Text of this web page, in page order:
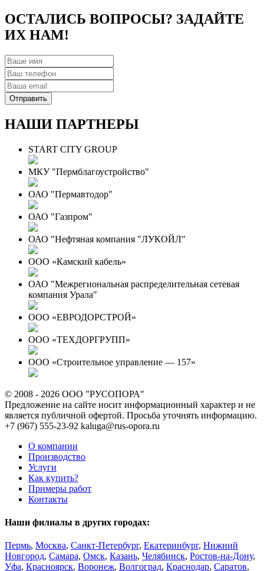
ОСТАЛИСЬ ВОПРОСЫ? ЗАДАЙТЕ
ИХ НАМ!
НАШИ ПАРТНЕРЫ
START CITY GROUP
МКУ "Пермблагоустройство"
ОАО "Пермавтодор"
ОАО "Газпром"
ОАО "Нефтяная компания "ЛУКОЙЛ"
ООО «Камский кабель»
ОАО "Межрегиональная распределительная сетевая
компания Урала"
ООО «ЕВРОДОРСТРОЙ»
ООО «ТЕХДОРГРУПП»
ООО «Строительное управление — 157»
© 2008 - 2026 ООО "РУСОПОРА"
Предложение на сайте носит информационный характер и не
является публичной офертой. Просьба уточнять информацию.
+7 (967) 555-23-92 kaluga@rus-opora.ru
О компании
Производство
Услуги
Как купить?
Примеры работ
Контакты
Наши филиалы в других городах:
Пермь, Москва, Санкт-Петербург, Екатеринбург, Нижний
Новгород, Самара, Омск, Казань, Челябинск, Ростов-на-Дону,
Уфа, Красноярск, Воронеж, Волгоград, Краснодар, Саратов,